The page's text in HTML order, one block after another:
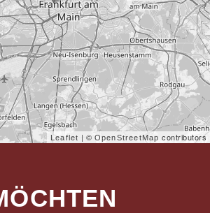
Leaflet | © OpenStreetMap contributors